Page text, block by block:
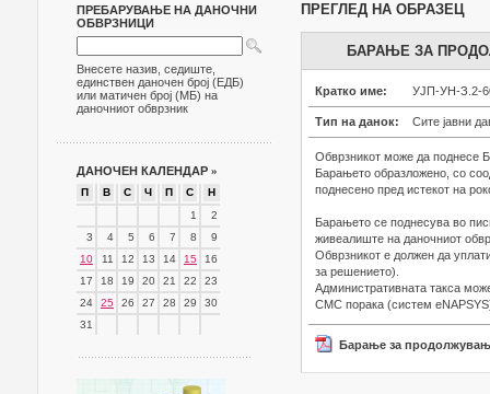
ПРЕБАРУВАЊЕ НА ДАНОЧНИ
ОБВРЗНИЦИ
Внесете назив, седиште,
единствен даночен број (ЕДБ)
или матичен број (МБ) на
даночниот обврзник
ДАНОЧЕН КАЛЕНДАР »
П В С Ч П С
Н
1
2
3
4 5 6 7 8
9
10
11 12 13 14 15
16
17
18 19 20 21 22
23
24
25 26 27 28 29
30
31
ПРЕГЛЕД НА ОБРАЗЕЦ
БАРАЊЕ ЗА
Кратко име: УЈП-УН-З.2-
Тип на данок: Сите јавни
Обврзникот може да поднесе
Барањето образложено, со
поднесено пред истекот на
Барањето се поднесува во
живеалиште на даночниот
Обврзникот е должен да
за решението).
Административната такса
СМС порака (систем
Барање за